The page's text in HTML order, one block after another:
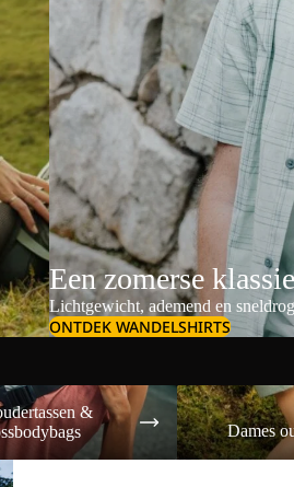
Een zomerse
Lichtgewicht, ademend en
ONTDEK WANDELSHIRTS
& crossbodybags
&
Dames outdoor
Dames